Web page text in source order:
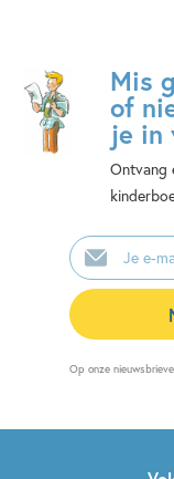
Mis
of
je in
Ontvang
E-
mailadres
Op onze